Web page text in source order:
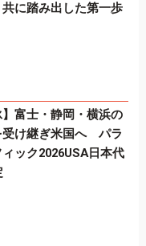
に踏み出した第一歩
】富士・静岡・横浜の
受け継ぎ米国へ パラ
ック2026USA日本代